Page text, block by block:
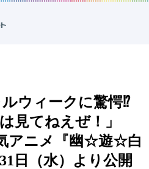
驚愕⁉「伊達にあの“湯”は見てねえぜ！」
ウィークに驚愕⁉
見てねえぜ！」
アニメ『幽☆遊☆白
日（水）より公開